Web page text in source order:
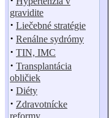
gravidite
· Liečebné stratégie
· Renálne sydrómy
· TIN, IMC
· Transplantácia
obličiek
· Diéty
· Zdravotnícke
reformy